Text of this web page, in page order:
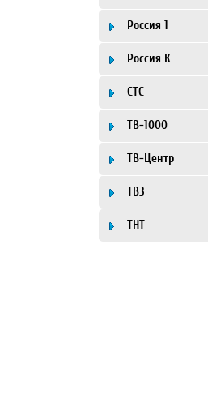
Россия 1
Россия К
СТС
ТВ-1000
ТВ-Центр
ТВ3
ТНТ